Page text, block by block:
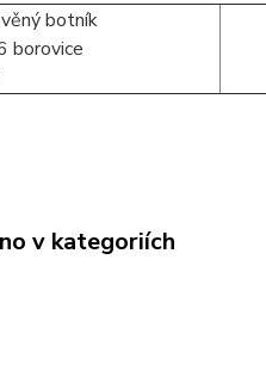
v kategoriích